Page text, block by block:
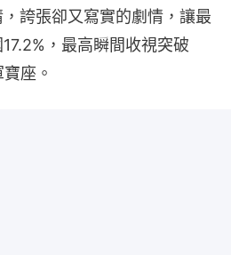
誇張卻又寫實的劇情，讓最
，最高瞬間收視突破
座。